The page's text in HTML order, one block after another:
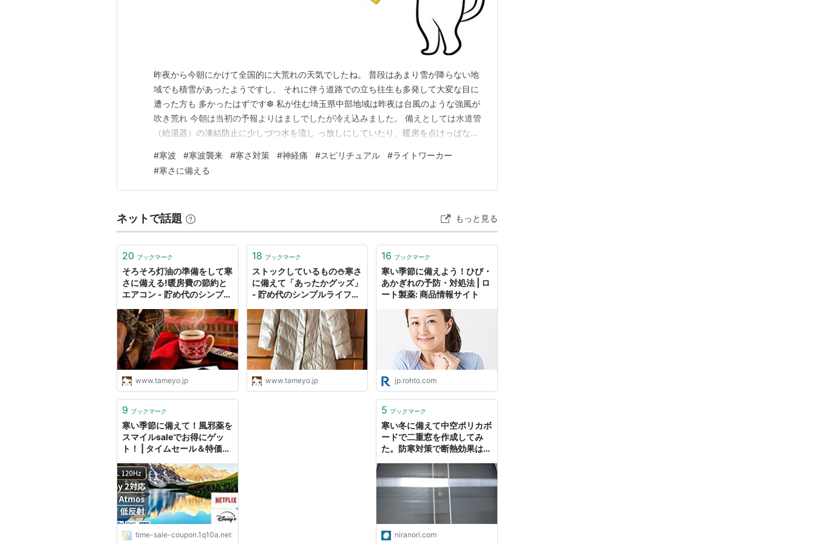
昨夜から今朝にかけて全国的に大荒れの天気でしたね。 普段はあまり雪が降らない地
域でも積雪があったようですし、 それに伴う道路での立ち往生も多発して大変な目に
遭った方も 多かったはずです❆ 私が住む埼玉県中部地域は昨夜は台風のような強風が
吹き荒れ 今朝は当初の予報よりはましでしたが冷え込みました。 備えとしては水道管
（給湯器）の凍結防止に少しづつ水を流し っ放しにしていたり、暖房を点けっぱなし
💦 雪もある程度は覚悟していたのですが、風花程度で済んだので 雪かき作業はしない
で済みました。 右腕の筋肉の神経痛？が改善して…
#寒波 #寒波襲来 #寒さ対策 #神経痛 #スピリチュアル #ライトワーカー
#寒さに備える
ネットで話題 もっと見る
20 ブックマーク
そろそろ灯油の準備をして寒
さに備える!暖房費の節約と
エアコン - 貯め代のシンプル
www.tameyo.jp
18 ブックマーク
ストックしているもの⛄寒さ
に備えて「あったかグッズ」
- 貯め代のシンプルライフと
www.tameyo.jp
16 ブックマーク
寒い季節に備えよう！ひび・
あかぎれの予防・対処法 | ロ
ート製薬: 商品情報サイト
jp.rohto.com
9 ブックマーク
寒い季節に備えて！風邪薬を
スマイルsaleでお得にゲッ
ト！ | タイムセール＆特価情
グ
time-sale-coupon.1q10a.net
5 ブックマーク
寒い冬に備えて中空ポリカボ
ードで二重窓を作成してみ
た。防寒対策で断熱効果は抜
でも簡単に作成できた！！
niranori.com